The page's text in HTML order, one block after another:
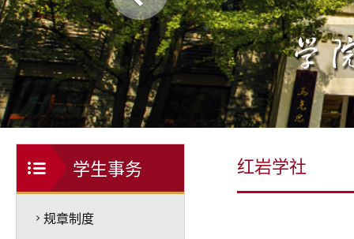
学生事务
规章制度
红岩学社